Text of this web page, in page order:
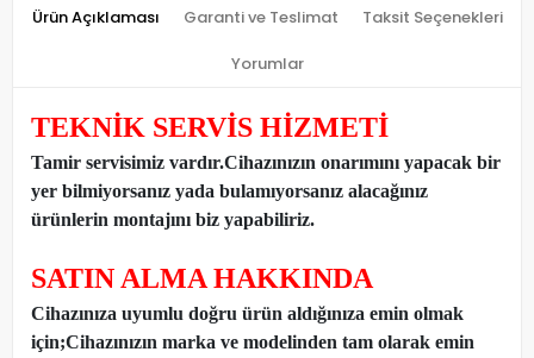
Ürün Açıklaması Garanti ve Teslimat Taksit Seçenekleri
Yorumlar
TEKNİK SERVİS HİZMETİ
Tamir servisimiz vardır.Cihazınızın onarımını yapacak bir
yer bilmiyorsanız yada bulamıyorsanız alacağınız
ürünlerin montajını biz yapabiliriz.
SATIN ALMA HAKKINDA
Cihazınıza uyumlu doğru ürün aldığınıza emin olmak
için;Cihazınızın marka ve modelinden tam olarak emin